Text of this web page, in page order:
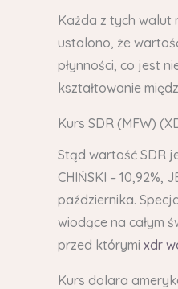
Każda z tych walut
ustalono, że
płynności, co jest
kształtowanie
Kurs SDR (MFW)
Stąd wartość SDR
CHIŃSKI – 10,92%,
października.
wiodące na całym
przed którymi xdr
Kurs dolara